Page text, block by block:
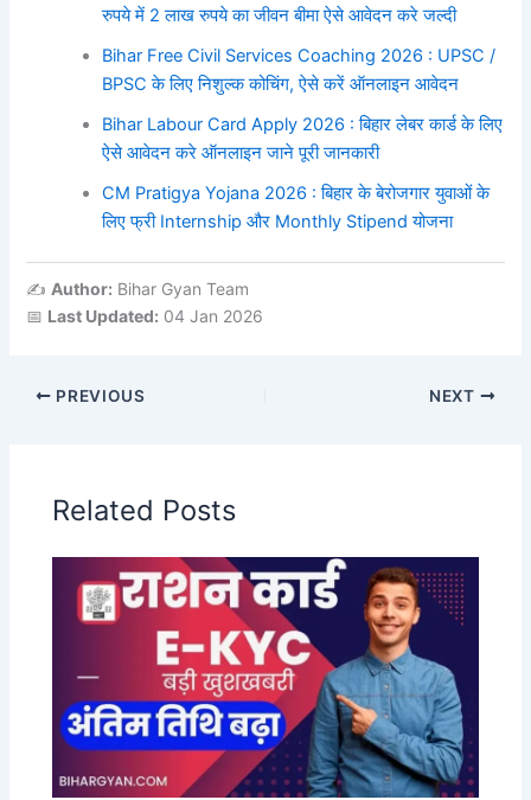
रुपये में 2 लाख रुपये का जीवन बीमा ऐसे आवेदन करे जल्दी
Bihar Free Civil Services Coaching 2026 : UPSC /
BPSC के लिए निशुल्क कोचिंग, ऐसे करें ऑनलाइन आवेदन
Bihar Labour Card Apply 2026 : बिहार लेबर कार्ड के लिए
ऐसे आवेदन करे ऑनलाइन जाने पूरी जानकारी
CM Pratigya Yojana 2026 : बिहार के बेरोजगार युवाओं के
लिए फ्री Internship और Monthly Stipend योजना
✍️ Author: Bihar Gyan Team
📅 Last Updated: 04 Jan 2026
PREVIOUS NEXT
Related Posts